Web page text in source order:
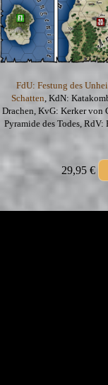
FdU: Festung des
Schatten, KdN:
Drachen, KvG: Kerker
Pyramide des Todes,
29,95 €